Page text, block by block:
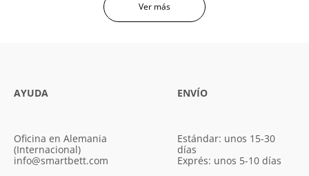
Ver más
AYUDA
Oficina en Alemania
(Internacional)
info@smartbett.com
ENVÍO
Estándar: unos 15-30
días
Exprés: unos 5-10 días